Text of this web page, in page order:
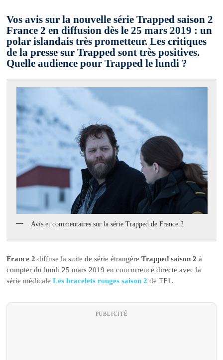
Vos avis sur la nouvelle série Trapped saison 2
France 2 en diffusion dès le 25 mars 2019 : un
polar islandais très prometteur. Les critiques
de la presse sur Trapped sont très positives.
Quelle audience pour Trapped le lundi ?
Avis et commentaires sur la série Trapped de France 2
France 2 diffuse la suite de série étrangèreTrapped saison 2 à
compter du lundi 25 mars 2019 en concurrence directe avec la
série médicaleLes bracelets rouges saison 2 de TF1.
PUBLICITÉ